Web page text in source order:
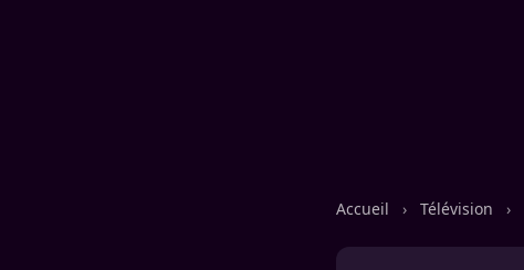
Accueil › Télévision ›